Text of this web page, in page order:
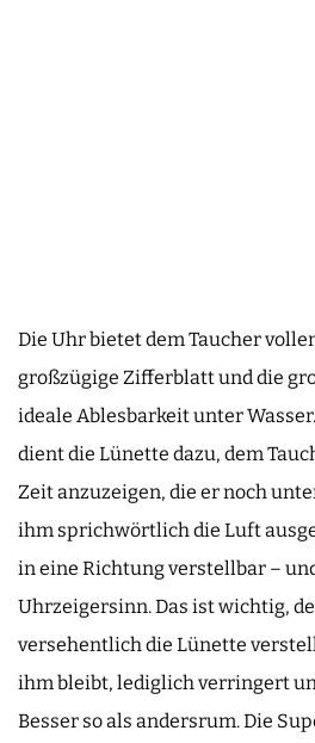
Die Uhr bietet dem Taucher
großzügige Zifferblatt und die
ideale Ablesbarkeit unter
dient die Lünette dazu, dem
Zeit anzuzeigen, die er noch
ihm sprichwörtlich die Luft
in eine Richtung verstellbar –
Uhrzeigersinn. Das ist wichtig,
versehentlich die Lünette
ihm bleibt, lediglich verringert
Besser so als andersrum. Die